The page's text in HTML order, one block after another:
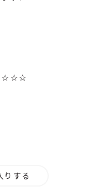
りする